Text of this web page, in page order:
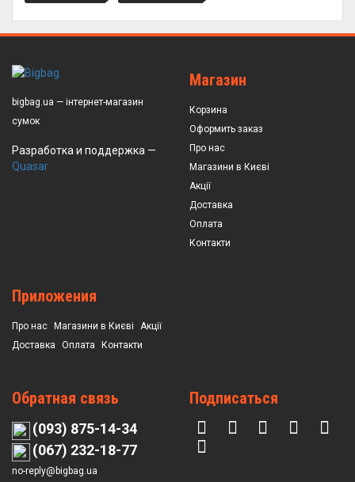
bigbag.ua — інтернет-магазин
сумок
Разработка и поддержка —
Quasar
Магазин
Корзина
Оформить заказ
Про нас
Магазини в Києві
Акції
Доставка
Оплата
Контакти
Приложения
Про нас Магазини в Києві
Акції
Доставка
Оплата Контакти
Обратная связь
(093) 875-14-34
(067) 232-18-77
no-reply@bigbag.ua
Подписаться